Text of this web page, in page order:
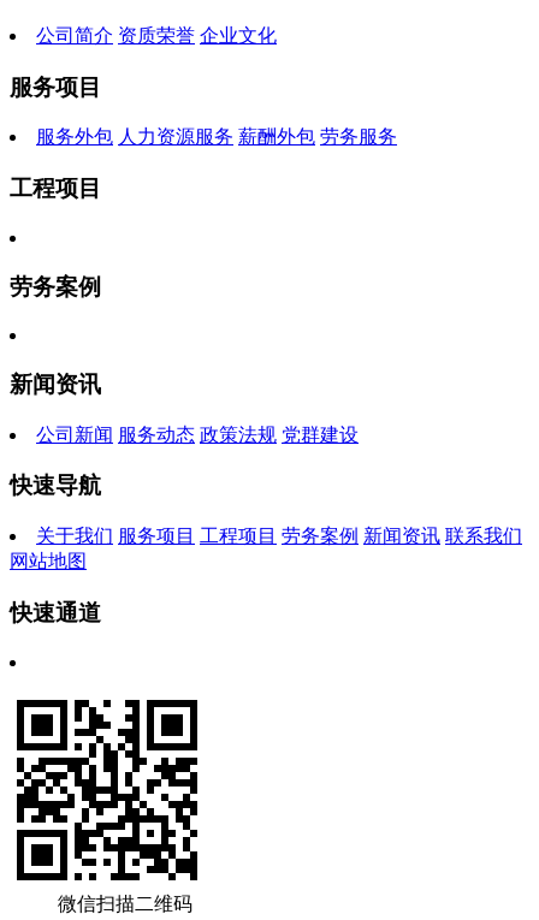
公司简介 资质荣誉 企业文化
服务项目
服务外包 人力资源服务 薪酬外包 劳务服务
工程项目
劳务案例
新闻资讯
公司新闻 服务动态 政策法规 党群建设
快速导航
关于我们 服务项目 工程项目 劳务案例 新闻资讯 联系我们
网站地图
快速通道
微信扫描二维码